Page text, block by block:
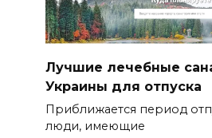
Лучшие лечебные
Украины для отпуска
Приближается период
люди, имеющие